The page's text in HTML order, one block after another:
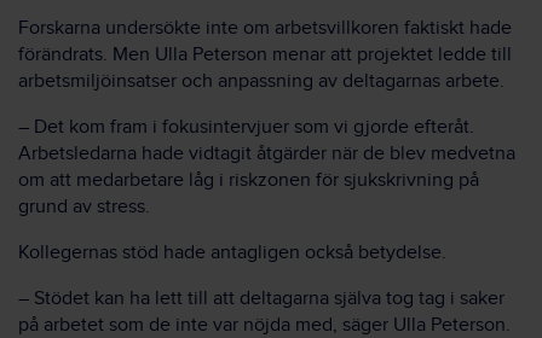
Forskarna undersökte inte om arbetsvillkoren faktiskt hade
förändrats. Men Ulla Peterson menar att projektet ledde till
arbetsmiljöinsatser och anpassning av deltagarnas arbete.
– Det kom fram i fokusintervjuer som vi gjorde efteråt.
Arbetsledarna hade vidtagit åtgärder när de blev medvetna
om att medarbetare låg i riskzonen för sjukskrivning på
grund av stress.
Kollegernas stöd hade antagligen också betydelse.
– Stödet kan ha lett till att deltagarna själva tog tag i saker
på arbetet som de inte var nöjda med, säger Ulla Peterson.